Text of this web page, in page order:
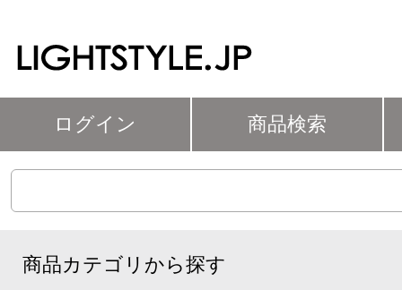
ログイン 商品検索
商品カテゴリから探す